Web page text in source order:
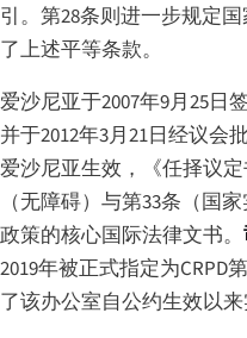
引。第28条则进一步规定
了上述平等条款。
爱沙尼亚于2007年9月25日
并于2012年3月21日经议会
爱沙尼亚生效，《任择议
（无障碍）与第33条（国
政策的核心国际法律文书。
2019年被正式指定为CRPD
了该办公室自公约生效以